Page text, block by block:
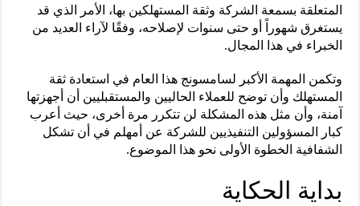
المتعلقة بسمعة الشركة وثقة المستهلكين بها، الأمر الذي قد
يستغرق شهوراً أو حتى سنوات لإصلاحه، وفقًا لآراء العديد من
الخبراء في هذا المجال.
وتكمن المهمة الأكبر لسامسونج هذا العام في استعادة ثقة
المستهلك وأن توضح للعملاء الحاليين والمستقبليين أن أجهزتها
آمنة، وأن مثل هذه المشكلة لن تتكرر مرة أخرى، حيث أعرب
كبار المسؤولين التنفيذيين للشركة عن أمهلم في أن تشكل
الشفافية الخطوة الأولى نحو هذا الموضوع.
بداية الحكاية